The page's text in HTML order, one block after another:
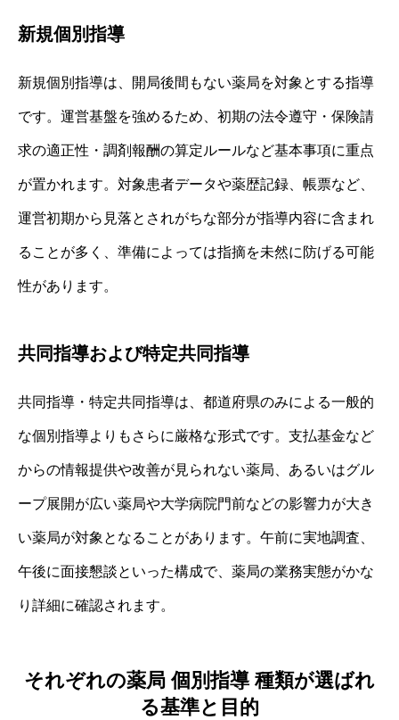
新規個別指導
新規個別指導は、開局後間もない薬局を対象とする指導
です。運営基盤を強めるため、初期の法令遵守・保険請
求の適正性・調剤報酬の算定ルールなど基本事項に重点
が置かれます。対象患者データや薬歴記録、帳票など、
運営初期から見落とされがちな部分が指導内容に含まれ
ることが多く、準備によっては指摘を未然に防げる可能
性があります。
共同指導および特定共同指導
共同指導・特定共同指導は、都道府県のみによる一般的
な個別指導よりもさらに厳格な形式です。支払基金など
からの情報提供や改善が見られない薬局、あるいはグル
ープ展開が広い薬局や大学病院門前などの影響力が大き
い薬局が対象となることがあります。午前に実地調査、
午後に面接懇談といった構成で、薬局の業務実態がかな
り詳細に確認されます。
それぞれの薬局 個別指導 種類が選ばれ
る基準と目的